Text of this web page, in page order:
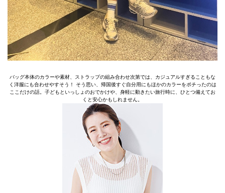
バッグ本体のカラーや素材、ストラップの組み合わせ次第では、カジュアルすぎることもな
く洋服にも合わせやすそう！ そう思い、帰国後すぐ自分用にもほかのカラーをポチったのは
ここだけの話。子どもといっしょのおでかけや、身軽に動きたい旅行時に、ひとつ備えてお
くと安心かもしれません。